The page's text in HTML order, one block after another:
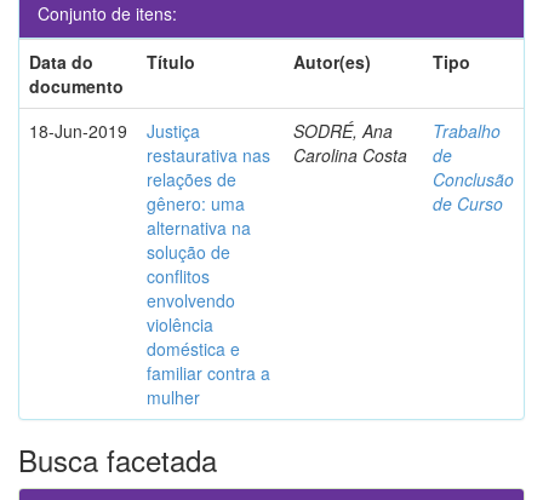
Conjunto de itens:
Data do
documento
Título Autor(es) Tipo
18-Jun-2019
Justiça
restaurativa nas
relações de
gênero: uma
alternativa na
solução de
conflitos
envolvendo
violência
doméstica e
familiar contra a
mulher
SODRÉ, Ana
Carolina Costa
Trabalho
de
Conclusão
de Curso
Busca facetada